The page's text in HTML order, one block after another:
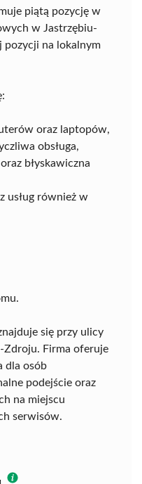
piątą pozycję w
w Jastrzębiu-
pozycji na lokalnym
oraz laptopów,
obsługa,
błyskawiczna
usług również w
się przy ulicy
Zdroju. Firma oferuje
dla osób
podejście oraz
na miejscu
serwisów.